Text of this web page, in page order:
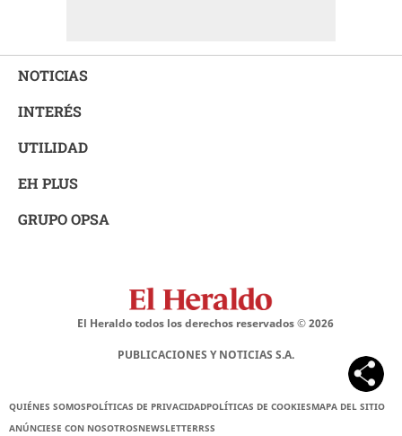
NOTICIAS
INTERÉS
UTILIDAD
EH PLUS
GRUPO OPSA
El Heraldo todos los derechos reservados ©2026
PUBLICACIONES Y NOTICIAS S.A.
QUIÉNES SOMOSPOLÍTICAS DE PRIVACIDADPOLÍTICAS DE COOKIESMAPA DEL SITIO
ANÚNCIESE CON NOSOTROSNEWSLETTERRSS